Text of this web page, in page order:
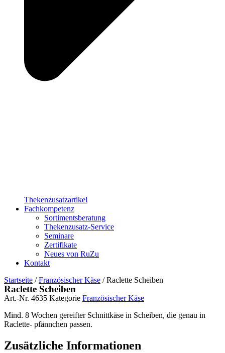
Thekenzusatzartikel
Fachkompetenz
Sortimentsberatung
Thekenzusatz-Service
Seminare
Zertifikate
Neues von RuZu
Kontakt
Startseite /Französischer Käse / Raclette Scheiben
Raclette Scheiben
Art.-Nr. 4635 Kategorie Französischer Käse
Mind. 8 Wochen gereifter Schnittkäse in Scheiben, die genau in
Raclette- pfännchen passen.
Zusätzliche Informationen